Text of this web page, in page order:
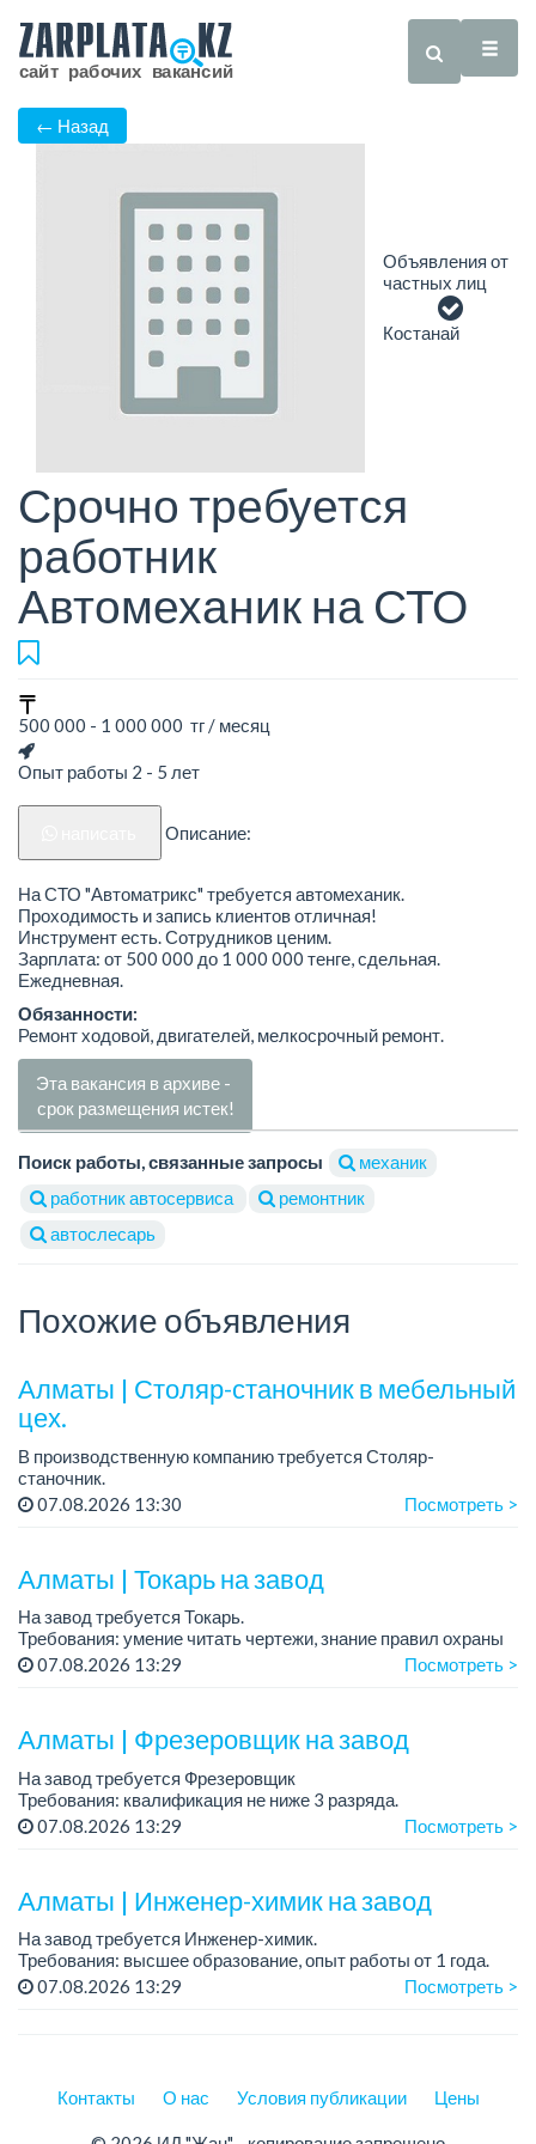
← Назад
Объявления от
частных лиц
Костанай
Срочно требуется
работник
Автомеханик на СТО
500 000 - 1 000 000 тг / месяц
Опыт работы 2 - 5 лет
Описание:
На СТО "Автоматрикс" требуется автомеханик.
Проходимость и запись клиентов отличная!
Инструмент есть. Сотрудников ценим.
Зарплата: от 500 000 до 1 000 000 тенге, сдельная.
Ежедневная.
Обязанности:
Ремонт ходовой, двигателей, мелкосрочный ремонт.
Эта вакансия в архиве -
срок размещения истек!
Поиск работы, связанные запросы
механик
работник автосервиса
ремонтник
автослесарь
Похожие объявления
Алматы | Столяр-станочник в мебельный
цех.
В производственную компанию требуется Столяр-
станочник.
График работы: 5/2, с 08.00 до 18.00.
07.08.2026 13:30 Посмотреть >
Алматы | Токарь на завод
На завод требуется Токарь.
Требования: умение читать чертежи, знание правил охраны
труда при выполнении работ на металлорежущем
07.08.2026 13:29 Посмотреть >
Алматы | Фрезеровщик на завод
На завод требуется Фрезеровщик
Требования: квалификация не ниже 3 разряда.
График работы: 5/2, пятидневка.
07.08.2026 13:29 Посмотреть >
Алматы | Инженер-химик на завод
На завод требуется Инженер-химик.
Требования: высшее образование, опыт работы от 1 года.
График работы: 5/2, пятидневка.
07.08.2026 13:29 Посмотреть >
Контакты О нас Условия публикации Цены